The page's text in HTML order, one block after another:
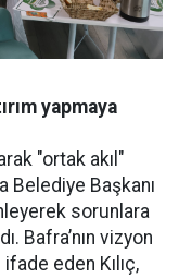
yapmaya
"ortak akıl"
Belediye Başkanı
sorunlara
Bafra’nın vizyon
eden Kılıç,